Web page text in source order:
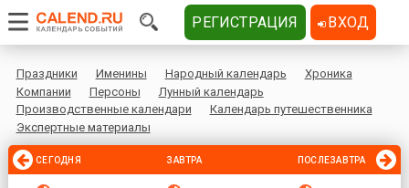
Праздники Именины Народный календарь
Хроника
Компании
Персоны
Лунный календарь
Производственные календари
Календарь путешественника
Экспертные материалы
СЕГОДНЯ ЗАВТРА ПОСЛЕЗАВТРА
РЕГИСТРАЦИЯ ВХОД